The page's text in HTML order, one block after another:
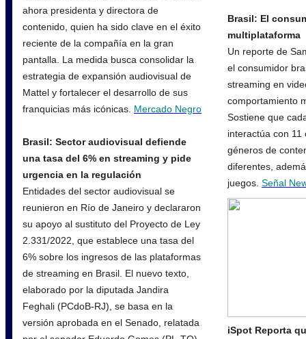
ahora presidenta y directora de
contenido, quien ha sido clave en el éxito
reciente de la compañía en la gran
pantalla. La medida busca consolidar la
estrategia de expansión audiovisual de
Mattel y fortalecer el desarrollo de sus
franquicias más icónicas. Mercado Negro
Brasil: Sector audiovisual defiende
una tasa del 6% en streaming y pide
urgencia en la regulación
Entidades del sector audiovisual se
reunieron en Río de Janeiro y declararon
su apoyo al sustituto del Proyecto de Ley
2.331/2022, que establece una tasa del
6% sobre los ingresos de las plataformas
de streaming en Brasil. El nuevo texto,
elaborado por la diputada Jandira
Feghali (PCdoB-RJ), se basa en la
versión aprobada en el Senado, relatada
Brasil: El
multiplataforma
Un reporte de
el consumidor
streaming en
comportamiento
Sostiene que
interactúa con 11
géneros de
diferentes,
juegos. Señal
iSpot Reporta